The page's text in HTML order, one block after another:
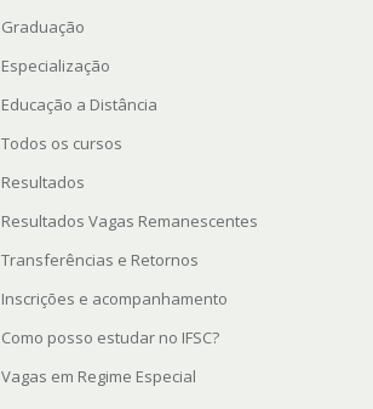
Graduação
Especialização
Educação a Distância
Todos os cursos
Resultados
Resultados Vagas Remanescentes
Transferências e Retornos
Inscrições e acompanhamento
Como posso estudar no IFSC?
Vagas em Regime Especial